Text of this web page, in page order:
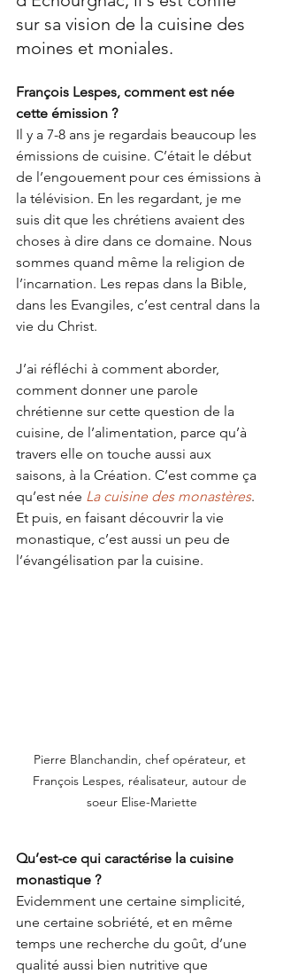
sur sa vision de la cuisine des
moines et moniales.
François Lespes, comment est née
cette émission ?
Il y a 7-8 ans je regardais beaucoup les
émissions de cuisine. C’était le début
de l’engouement pour ces émissions à
la télévision. En les regardant, je me
suis dit que les chrétiens avaient des
choses à dire dans ce domaine. Nous
sommes quand même la religion de
l’incarnation. Les repas dans la Bible,
dans les Evangiles, c’est central dans la
vie du Christ.
J’ai réfléchi à comment aborder,
comment donner une parole
chrétienne sur cette question de la
cuisine, de l’alimentation, parce qu’à
travers elle on touche aussi aux
saisons, à la Création. C’est comme ça
qu’est née La cuisine des monastères.
Et puis, en faisant découvrir la vie
monastique, c’est aussi un peu de
l’évangélisation par la cuisine.
Pierre Blanchandin, chef opérateur, et
François Lespes, réalisateur, autour de
soeur Elise-Mariette
Qu’est-ce qui caractérise la cuisine
monastique ?
Evidemment une certaine simplicité,
une certaine sobriété, et en même
temps une recherche du goût, d’une
qualité aussi bien nutritive que